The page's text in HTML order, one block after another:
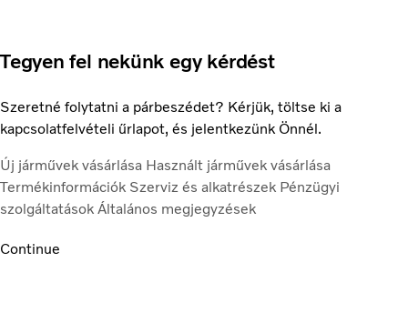
Tegyen fel nekünk egy kérdést
Szeretné folytatni a párbeszédet? Kérjük, töltse ki a
kapcsolatfelvételi űrlapot, és jelentkezünk Önnél.
Új járművek vásárlása Használt járművek vásárlása
Termékinformációk Szerviz és alkatrészek Pénzügyi
szolgáltatások Általános megjegyzések
Continue